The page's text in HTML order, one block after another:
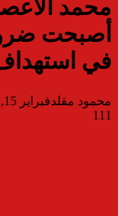
محمد
أصبحت
في استهداف 30 مليون
محمود مقلدفبراير 15, 2025
111